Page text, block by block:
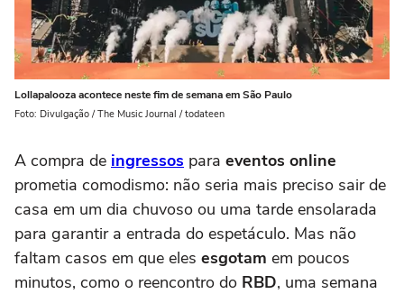
Lollapalooza acontece neste fim de semana em São Paulo
Foto: Divulgação / The Music Journal / todateen
A compra de ingressos para eventos online
prometia comodismo: não seria mais preciso sair de
casa em um dia chuvoso ou uma tarde ensolarada
para garantir a entrada do espetáculo. Mas não
faltam casos em que eles esgotam em poucos
minutos, como o reencontro do RBD, uma semana